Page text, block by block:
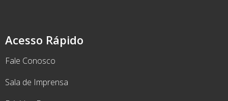
Acesso Rápido
Fale Conosco
Sala de Imprensa